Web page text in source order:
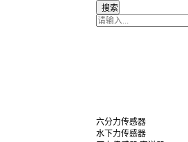
六分力传感器
水下力传感器